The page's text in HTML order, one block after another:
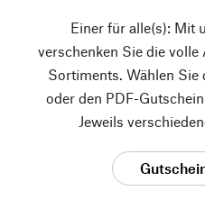
Einer für alle(s): Mit
verschenken Sie die
Sortiments. Wählen
oder den PDF-
Jeweils